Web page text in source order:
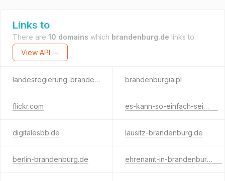
Links to
There are 10 domains which brandenburg.de links to.
View API →
landesregierung-brandenburg.de brandenburgia.pl
flickr.com es-kann-so-einfach-sein.de
digitalesbb.de lausitz-brandenburg.de
berlin-brandenburg.de ehrenamt-in-brandenburg.de